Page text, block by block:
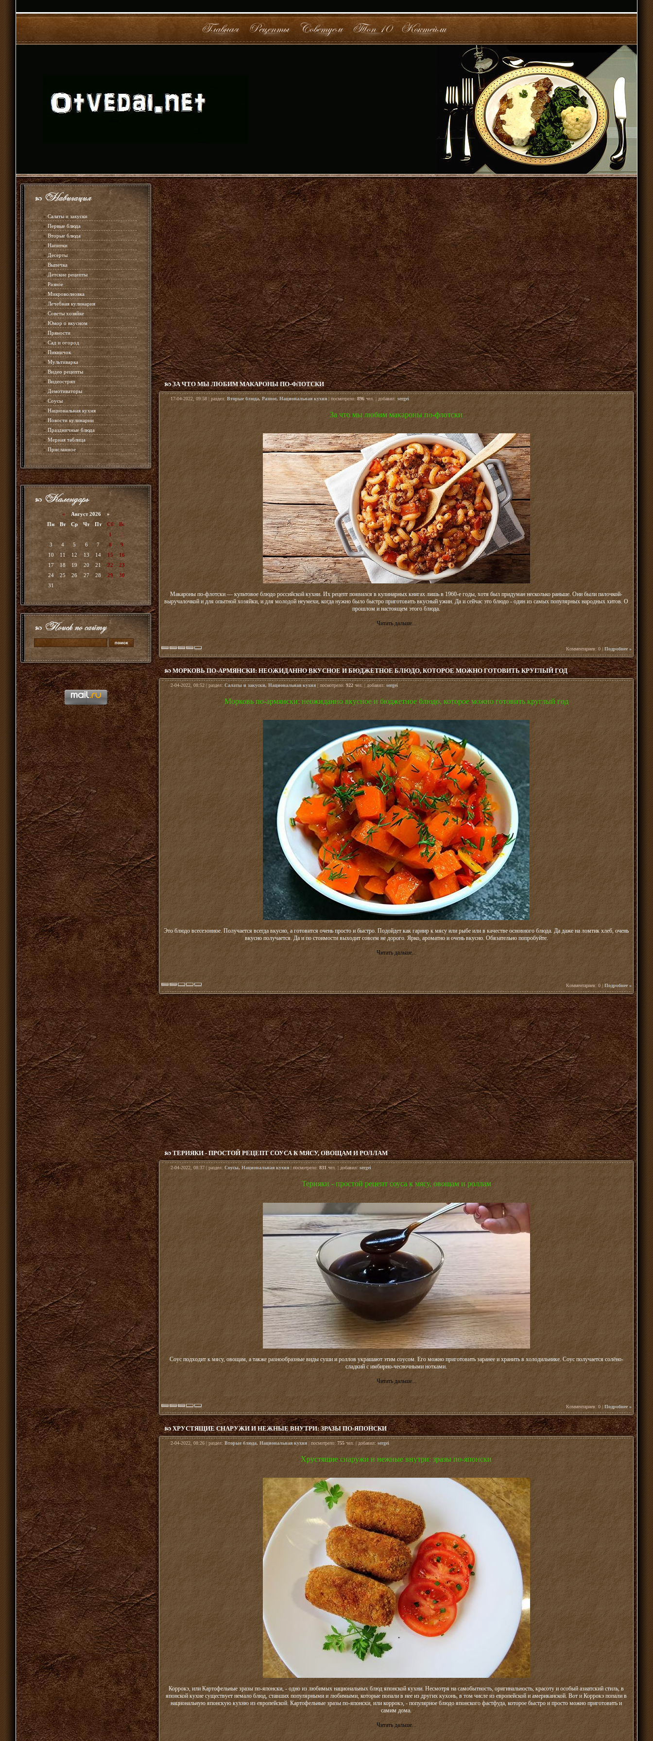
» Салаты и закуски
» Первые блюда
» Вторые блюда
» Напитки
»Десерты
» Выпечка
» Детские рецепты
» Разное
» Микроволновка
» Лечебная кулинария
» Советы хозяйке
» Юмор о вкусном
» Пряности
» Сад и огород
» Пикничок
» Мультиварка
» Видео рецепты
» Видеостряп
» Демотиваторы
» Соусы
» Национальная кухня
» Новости кулинарии
» Праздничные блюда
» Мерная таблица
» Присланное
« Август 2026 »
Пн
Вт Ср Чт Пт Сб
Вс
1
2
3
4 5 6 7 8
9
10
11 12 13 14 15
16
17
18 19 20 21 22
23
24
25 26 27 28 29
30
31
ЗА ЧТО МЫ ЛЮБИМ МАКАРОНЫ ПО-ФЛОТСКИ
17-04-2022, 09:58 | раздел:Вторые блюда, Разное,Национальная кухня| посмотрело: 896 чел. | добавил: sergei
За что мы любим макароны по-флотски
Макароны по-флотски — культовое блюдо российской кухни. Их рецепт появился в кулинарных книгах лишь в 1960-е годы, хотя был придуман несколько раньше. Они были палочкой-
выручалочкой и для опытной хозяйки, и для молодой неумехи, когда нужно было быстро приготовить вкусный ужин. Да и сейчас это блюдо - один из самых популярных народных хитов. О
прошлом и настоящем этого блюда.
Читать дальше...
Комментариев: 0 |Подробнее »
МОРКОВЬ ПО-АРМЯНСКИ: НЕОЖИДАННО ВКУСНОЕ И БЮДЖЕТНОЕ БЛЮДО, КОТОРОЕ МОЖНО ГОТОВИТЬ КРУГЛЫЙ ГОД
2-04-2022, 08:52 | раздел: Салаты и закуски, Национальная кухня | посмотрело:922чел. | добавил: sergei
Морковь по-армянски: неожиданно вкусное и бюджетное блюдо, которое можно готовить круглый год
Это блюдо всесезонное. Получается всегда вкусно, а готовится очень просто и быстро. Подойдет как гарнир к мясу или рыбе или в качестве основного блюда. Да даже на ломтик хлеб, очень
вкусно получается. Да и по стоимости выходит совсем не дорого. Ярко, ароматно и очень вкусно. Обязательно попробуйте.
Читать дальше...
Комментариев: 0 |Подробнее »
ТЕРИЯКИ - ПРОСТОЙ РЕЦЕПТ СОУСА К МЯСУ, ОВОЩАМ И РОЛЛАМ
2-04-2022, 08:37 | раздел: Соусы, Национальная кухня | посмотрело:831чел. | добавил:sergei
Терияки - простой рецепт соуса к мясу, овощам и роллам
Соус подходит к мясу, овощам, а также разнообразные виды суши и роллов украшают этим соусом. Его можно приготовить заранее и хранить в холодильнике. Соус получается солёно-
сладкий с имбирно-чесночными нотками.
Читать дальше...
Комментариев: 0 |Подробнее »
ХРУСТЯЩИЕ СНАРУЖИ И НЕЖНЫЕ ВНУТРИ: ЗРАЗЫ ПО-ЯПОНСКИ
2-04-2022, 08:26 | раздел: Вторые блюда,Национальная кухня | посмотрело: 755чел. | добавил:sergei
Хрустящие снаружи и нежные внутри: зразы по-японски
Коррокэ, или Картофельные зразы по-японски, - одно из любимых национальных блюд японской кухни. Несмотря на самобытность, оригинальность, красоту и особый азиатский стиль, в
японской кухне существует немало блюд, ставших популярными и любимыми, которые попали в нее из других кухонь, в том числе из европейской и американской. Вот и Коррокэ попали в
национальную японскую кухню из европейской. Картофельные зразы по-японски, или коррокэ, - популярное блюдо японского фастфуда, которое быстро и просто можно приготовить и
самим дома.
Читать дальше...